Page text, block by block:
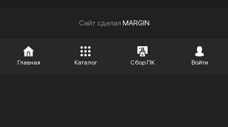
Cайт сделал MARGIN
Главная Каталог Сбор ПК Войти